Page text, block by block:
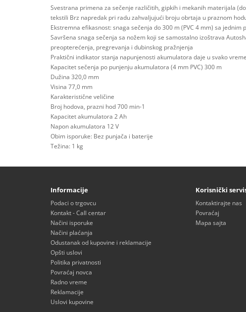
Svestrana primena za sečenje različitih, gipkih i mekanih materijala
tekstili Brz napredak pri radu zahvaljujući broju obrtaja u praznom
Ekstremna efikasnost: snaga sečenja do 300 m (PVC 4 mm) sa jednim
Savršena snaga sečenja sa nožem koji se samostalno izoštrava
preopterećenja, pregrevanja i dubinskog pražnjenja
Praktični indikator stanja napunjenosti akumulatora daje u svako
Kapacitet sečenja po punjenju akumulatora (4 mm PVC) 300 m
Dužina 320,0 mm
Visina 77,0 mm
Karakteristične veličine
Broj hodova, prazni hod 700 min-1
Kapacitet akumulatora 2 Ah
Napon akumulatora 12 V
Obim isporuke: Bez punjača i baterije
Težina: 1 kg
Informacije
Podaci o trgovcu
Kontakt - Call centar
Načini isporuke
Načini plaćanja
Odustanak od kupovine i reklamacije
Opšti uslovi
Politika privatnosti
Povraćaj novca
Radno vreme
Reklamacije
Uslovi kupovine
Korisnički
Kontaktirajte nas
Povraćaj
Mapa sajta